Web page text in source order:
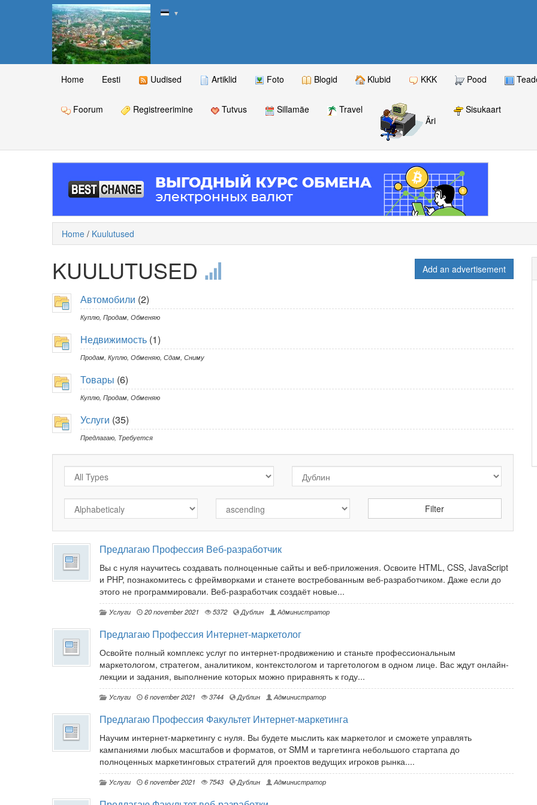
▼
Home Eesti Uudised Artiklid Foto Blogid Klubid KKK Pood
Foorum Registreerimine Tutvus Sillamäe
Travel
Äri
Sisukaart
Home / Kuulutused
Add an advertisement
KUULUTUSED
Автомобили (2)
Куплю, Продам, Обменяю
Недвижимость (1)
Продам, Куплю, Обменяю, Сдам, Сниму
Товары (6)
Куплю, Продам, Обменяю
Услуги (35)
Предлагаю, Требуется
Предлагаю Профессия Веб-разработчик
Вы с нуля научитесь создавать полноценные сайты и веб-приложения. Освоите HTML, CSS, JavaScript
и PHP, познакомитесь с фреймворками и станете востребованным веб-разработчиком. Даже если до
этого не программировали. Веб-разработчик создаёт новые...
Услуги 20 november 2021 5372 Дублин Администратор
Предлагаю Профессия Интернет-маркетолог
Освойте полный комплекс услуг по интернет-продвижению и станьте профессиональным
маркетологом, стратегом, аналитиком, контекстологом и таргетологом в одном лице. Вас ждут онлайн-
лекции и задания, выполнение которых можно приравнять к году...
Услуги 6 november 2021 3744 Дублин Администратор
Предлагаю Профессия Факультет Интернет-маркетинга
Научим интернет-маркетингу с нуля. Вы будете мыслить как маркетолог и сможете управлять
кампаниями любых масштабов и форматов, от SMM и таргетинга небольшого стартапа до
полноценных маркетинговых стратегий для проектов ведущих игроков рынка....
Услуги 6 november 2021 7543 Дублин Администратор